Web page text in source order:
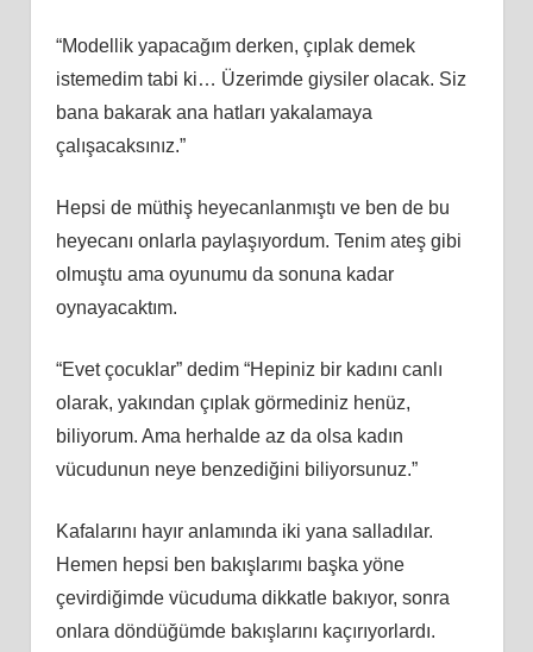
“Modellik yapacağım derken, çıplak demek
istemedim tabi ki… Üzerimde giysiler olacak. Siz
bana bakarak ana hatları yakalamaya
çalışacaksınız.”
Hepsi de müthiş heyecanlanmıştı ve ben de bu
heyecanı onlarla paylaşıyordum. Tenim ateş gibi
olmuştu ama oyunumu da sonuna kadar
oynayacaktım.
“Evet çocuklar” dedim “Hepiniz bir kadını canlı
olarak, yakından çıplak görmediniz henüz,
biliyorum. Ama herhalde az da olsa kadın
vücudunun neye benzediğini biliyorsunuz.”
Kafalarını hayır anlamında iki yana salladılar.
Hemen hepsi ben bakışlarımı başka yöne
çevirdiğimde vücuduma dikkatle bakıyor, sonra
onlara döndüğümde bakışlarını kaçırıyorlardı.